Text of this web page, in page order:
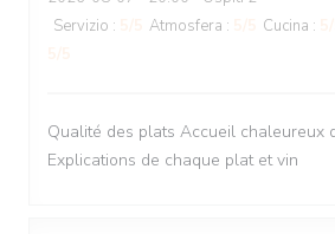
Servizio : Atmosfera : Cucina :
Qualité des plats Accueil chaleureux
Explications de chaque plat et vin